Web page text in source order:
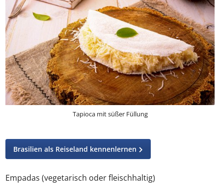
Brasilien als Reiseland kennenlernen